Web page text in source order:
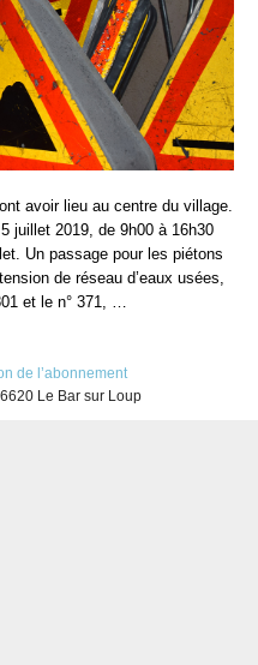
avoir lieu au centre du village.
juillet 2019, de 9h00 à 16h30
Un passage pour les piétons
de réseau d’eaux usées,
et le n° 371, …
de l’abonnement
Le Bar sur Loup